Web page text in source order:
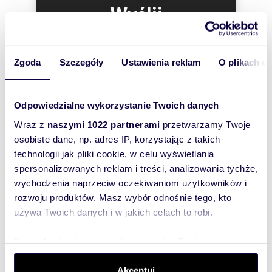
Zgoda Szczegóły Ustawienia reklam O plikach
Odpowiedzialne wykorzystanie Twoich danych
Wraz z naszymi 1022 partnerami przetwarzamy Twoje
osobiste dane, np. adres IP, korzystając z takich
technologii jak pliki cookie, w celu wyświetlania
spersonalizowanych reklam i treści, analizowania tychże,
wychodzenia naprzeciw oczekiwaniom użytkowników i
rozwoju produktów. Masz wybór odnośnie tego, kto
używa Twoich danych i w jakich celach to robi.
dane są przetwarzane oraz ustaw własne preferencje w
Oglądanie z pośrednikiem - nr licencji 4670.
Oferta nie stanowi oferty w rozumieniu Kodeksu
Cywilnego, a dane w niej zawarte mają jedynie
charakter informacyjny i mogą ulec zmianie.
Wszelkie dane dotyczące nieruchomości
uzyskano na podstawie oświadczenia
się ze stanem nieruchomości przed jej
Numer oferty: GS-000292
Wyślij
To najlepszy
sposób, aby
oferty
szybko się z
Tobą
skontaktował!